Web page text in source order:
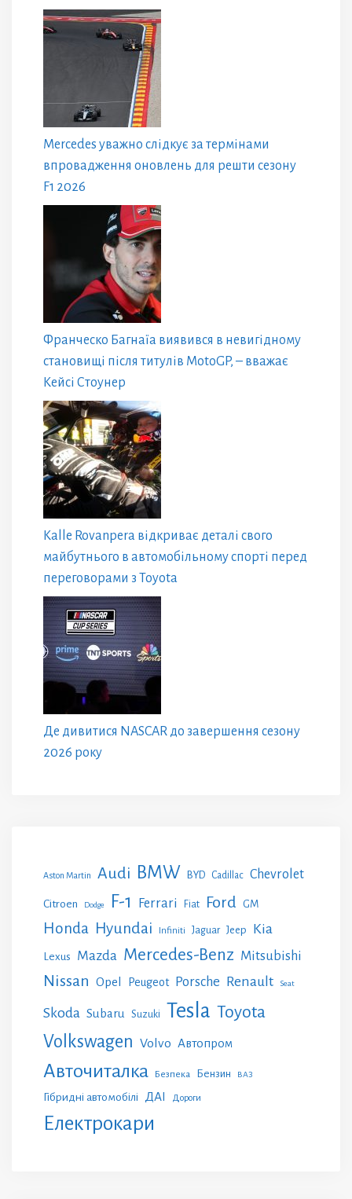
Mercedes уважно слідкує за термінами
впровадження оновлень для решти сезону
F1 2026
Франческо Багнаїа виявився в невигідному
становищі після титулів MotoGP, – вважає
Кейсі Стоунер
Kalle Rovanpera відкриває деталі свого
майбутнього в автомобільному спорті перед
переговорами з Toyota
Де дивитися NASCAR до завершення сезону
2026 року
Aston Martin Audi BMW BYD Cadillac Chevrolet
Citroen Dodge F-1 Ferrari Fiat Ford GM
Honda Hyundai Infiniti Jaguar Jeep Kia
Lexus Mazda Mercedes-Benz Mitsubishi
Nissan Opel Peugeot Porsche Renault Seat
Skoda Subaru Suzuki Tesla Toyota
Volkswagen Volvo Автопром
Авточиталка Безпека Бензин ВАЗ
Гібридні автомобілі ДАІ Дороги
Електрокари